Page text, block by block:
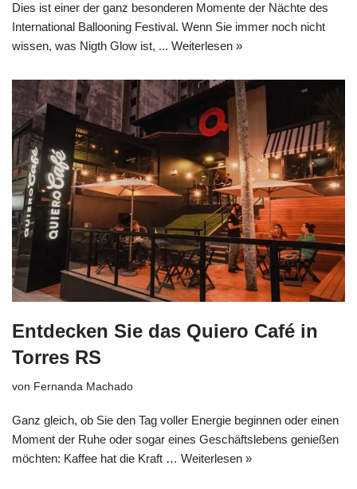
Dies ist einer der ganz besonderen Momente der Nächte des
International Ballooning Festival. Wenn Sie immer noch nicht
wissen, was Nigth Glow ist, ... Weiterlesen »
Entdecken Sie das Quiero Café in
Torres RS
von Fernanda Machado
Ganz gleich, ob Sie den Tag voller Energie beginnen oder einen
Moment der Ruhe oder sogar eines Geschäftslebens genießen
möchten: Kaffee hat die Kraft … Weiterlesen »